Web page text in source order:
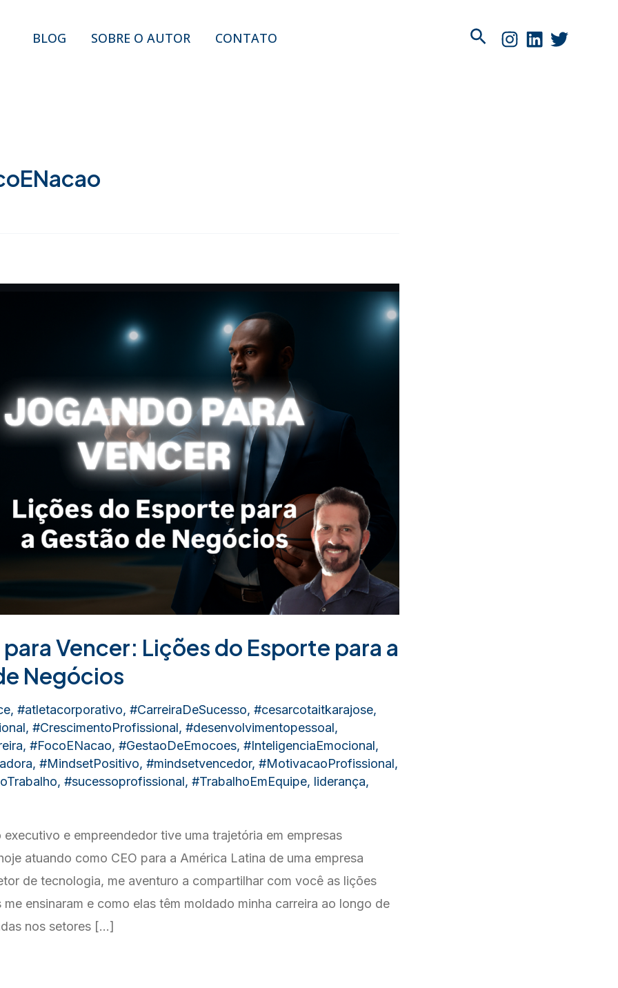
BLOG SOBRE O AUTOR CONTATO Pesquisar
Vencer: Lições do Esporte para a
Negócios
, #atletacorporativo, #CarreiraDeSucesso, #cesarcotaitkarajose,
, #CrescimentoProfissional, #desenvolvimentopessoal,
, #FocoENacao, #GestaoDeEmocoes, #InteligenciaEmocional,
, #MindsetPositivo, #mindsetvencedor, #MotivacaoProfissional,
, #sucessoprofissional, #TrabalhoEmEquipe, liderança,
executivo e empreendedor tive uma trajetória em empresas
atuando como CEO para a América Latina de uma empresa
de tecnologia, me aventuro a compartilhar com você as lições
ensinaram e como elas têm moldado minha carreira ao longo de
nos setores […]